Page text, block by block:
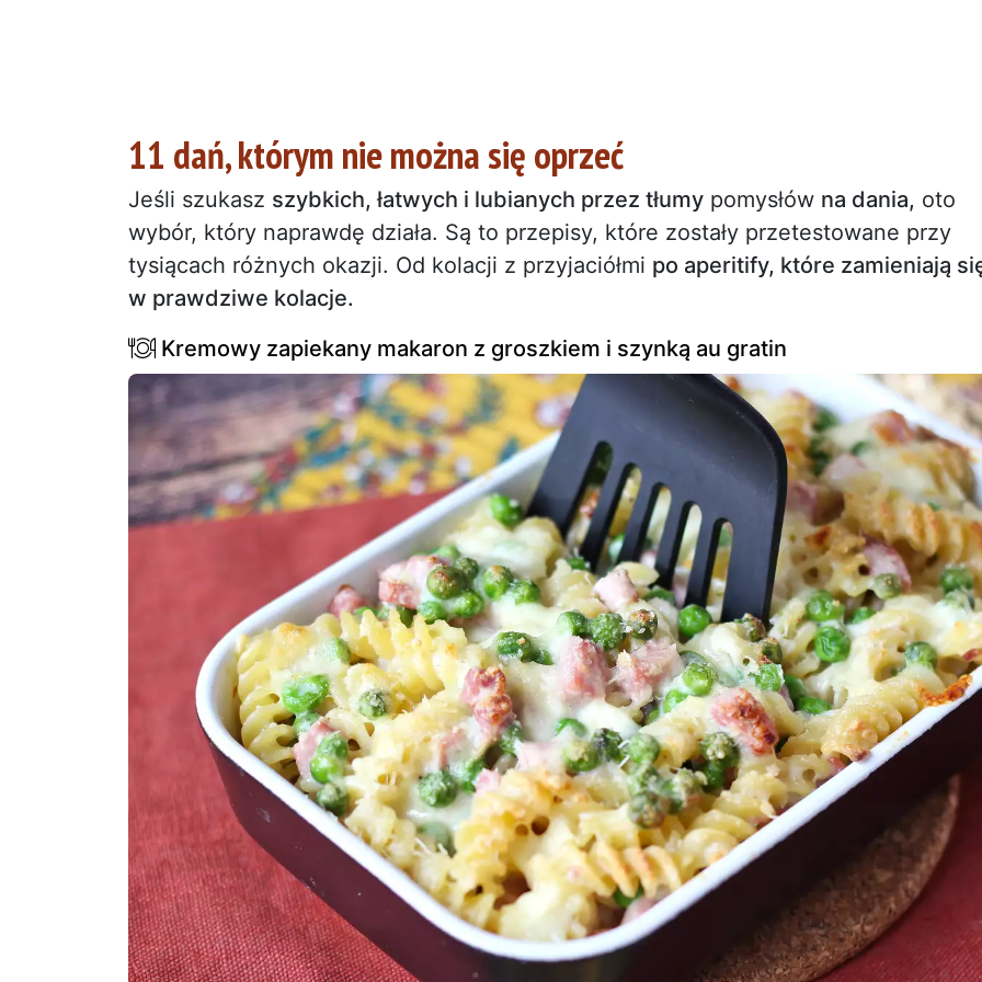
11 dań, którym nie można się oprzeć
Jeśli szukasz szybkich, łatwych i lubianych przez tłumy pomysłów na dania, oto
wybór, który naprawdę działa. Są to przepisy, które zostały przetestowane przy
tysiącach różnych okazji. Od kolacji z przyjaciółmi po aperitify, które zamieniają
w prawdziwe kolacje.
Kremowy zapiekany makaron z groszkiem i szynką au gratin